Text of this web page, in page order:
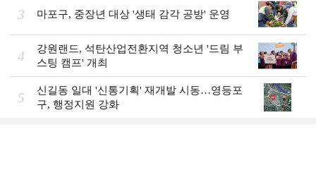
3 마포구, 중장년 대상 '생태 감각 공방' 운영
4
강원랜드, 석탄산업전환지역 청소년 '드림 부
스팅 캠프' 개최
5
신길동 일대 '신통기획' 재개발 시동…영등포
구, 행정지원 강화